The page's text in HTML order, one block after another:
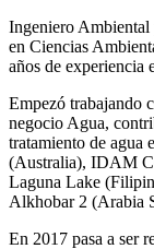
Ingeniero
en Ciencias
años de experiencia
Empezó trabajando
negocio Agua,
tratamiento de agua
(Australia), IDAM
Laguna Lake
Alkhobar 2 (Arabia
En 2017 pasa a ser